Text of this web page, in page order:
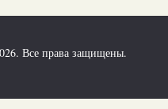
Все права защищены.